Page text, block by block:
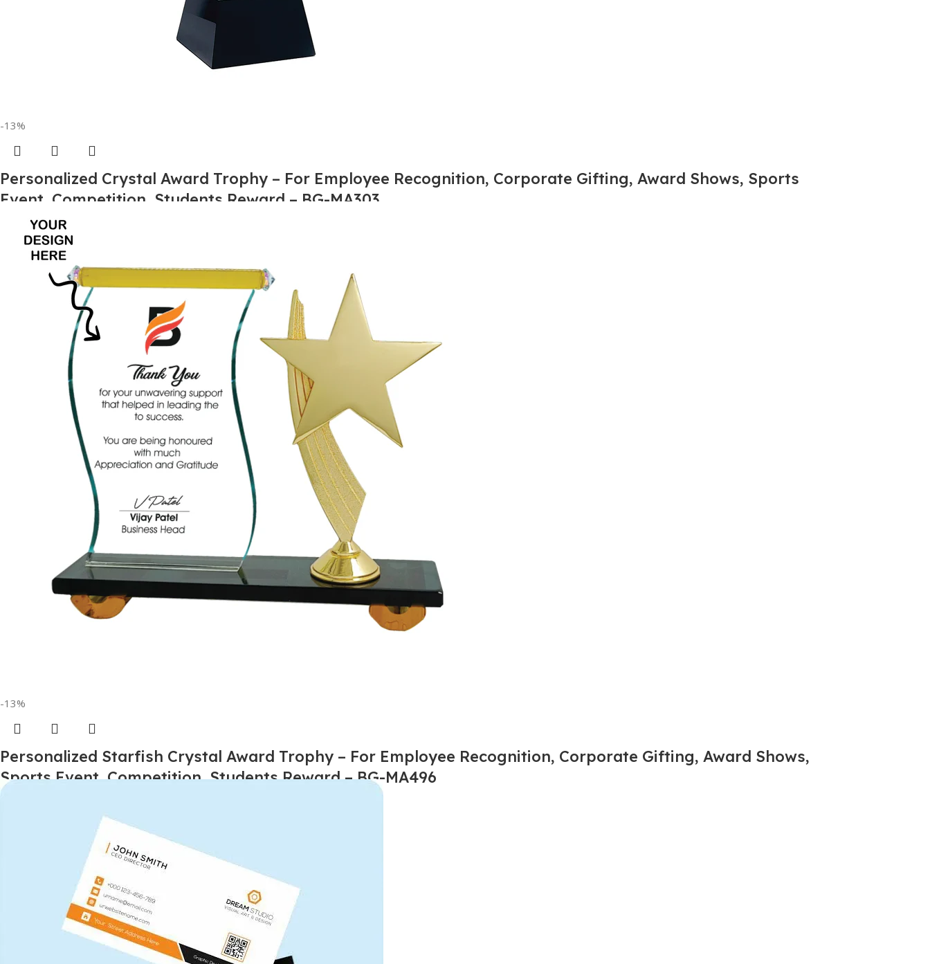
-13%
Personalized Crystal Award Trophy – For Employee Recognition, Corporate Gifting, Award Shows, Sports
Event, Competition, Students Reward – BG-MA303
स्टॉक में
₹1,400.00
TROP100164
-13%
Personalized Starfish Crystal Award Trophy – For Employee Recognition, Corporate Gifting, Award Shows,
Sports Event, Competition, Students Reward – BG-MA496
1,400.00
TROP100168